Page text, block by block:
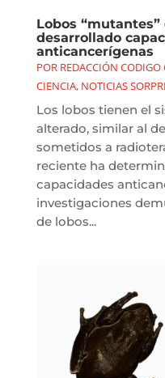
Lobos
desarrollado
anticancerígenas
POR REDACCIÓN CODIGO
CIENCIA, NOTICIAS
Los lobos tienen el
alterado, similar al
sometidos a
reciente ha
capacidades
investigaciones
de lobos...